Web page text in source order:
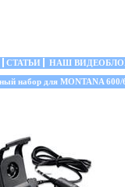
СТАТЬИ
НАШ
набор для MONTANA